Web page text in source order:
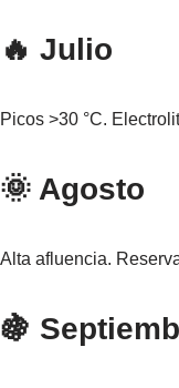
🔥 Julio
Picos >30 °C.
🌞 Agosto
Alta afluencia.
🍇